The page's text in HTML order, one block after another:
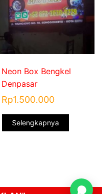
Neon Box Bengkel
Denpasar
Rp1.500.000
Selengkapnya